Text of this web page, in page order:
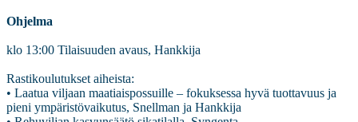
Ohjelma
klo 13:00 Tilaisuuden avaus, Hankkija
Rastikoulutukset aiheista:
• Laatua viljaan maatiaispossuille – fokuksessa hyvä tuottavuus ja
pieni ympäristövaikutus, Snellman ja Hankkija